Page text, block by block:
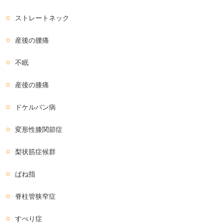
ストレートネック
産後の腰痛
不眠
産後の膝痛
ドケルバン病
変形性膝関節症
梨状筋症候群
ばね指
脊柱管狭窄症
すべり症